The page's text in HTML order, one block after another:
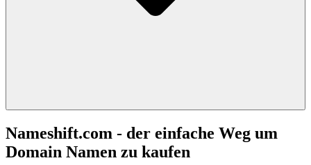
Nameshift.com - der einfache Weg um
Domain Namen zu kaufen